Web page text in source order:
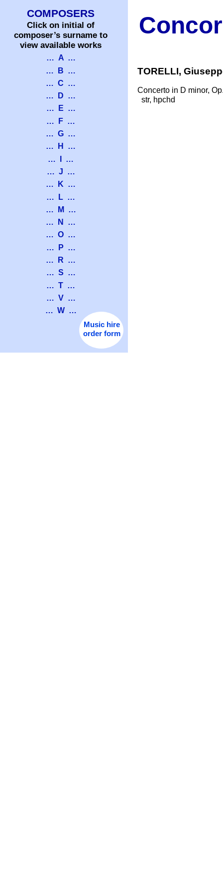
COMPOSERS
Click on initial of
composer’s surname to
view available works
… A …
… B …
… C …
… D …
… E …
… F …
… G …
… H …
… I …
… J …
… K …
… L …
… M …
… N …
… O …
… P …
… R …
… S …
… T …
… V …
… W …
Music hire
order form
TORELLI,
Concerto in D minor,
str, hpchd